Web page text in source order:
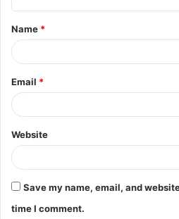
t
*
Name *
Email *
Website
Save my name, email, and
time I comment.